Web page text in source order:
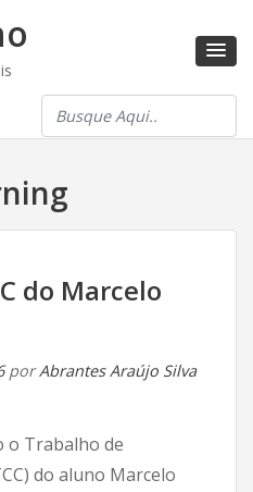
do Marcelo
porAbrantes Araújo Silva
o Trabalho de
do aluno Marcelo